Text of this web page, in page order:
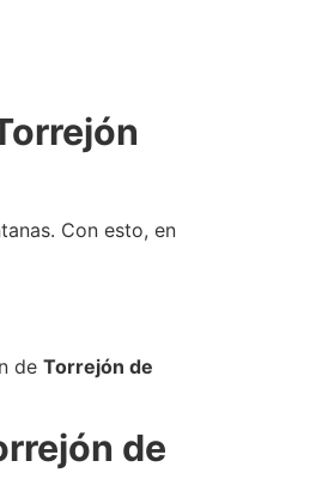
Con esto, en
de Torrejón de
de